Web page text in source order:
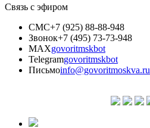
Связь с эфиром
СМС+7 (925) 88-88-948
Звонок+7 (495) 73-73-948
MAXgovoritmskbot
Telegramgovoritmskbot
Письмоinfo@govoritmoskva.ru